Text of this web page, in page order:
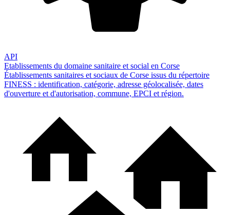
API
Etablissements du domaine sanitaire et social en Corse
Établissements sanitaires et sociaux de Corse issus du répertoire
FINESS : identification, catégorie, adresse géolocalisée, dates
d'ouverture et d'autorisation, commune, EPCI et région.